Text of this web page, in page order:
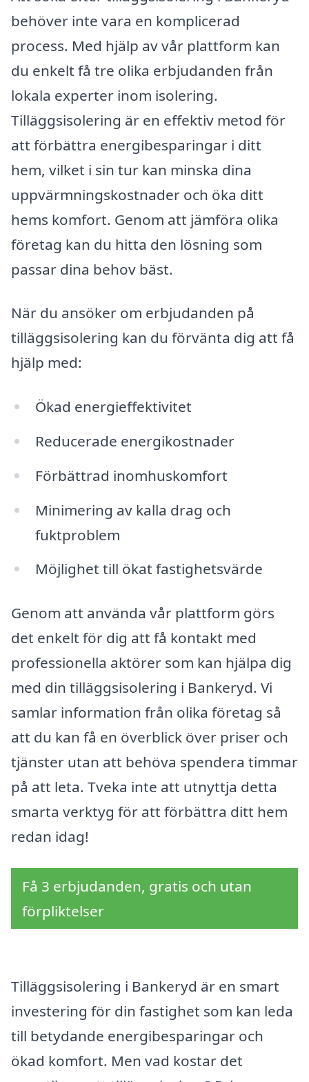
behöver inte vara en komplicerad
process. Med hjälp av vår plattform kan
du enkelt få tre olika erbjudanden från
lokala experter inom isolering.
Tilläggsisolering är en effektiv metod för
att förbättra energibesparingar i ditt
hem, vilket i sin tur kan minska dina
uppvärmningskostnader och öka ditt
hems komfort. Genom att jämföra olika
företag kan du hitta den lösning som
passar dina behov bäst.
När du ansöker om erbjudanden på
tilläggsisolering kan du förvänta dig att få
hjälp med:
Ökad energieffektivitet
Reducerade energikostnader
Förbättrad inomhuskomfort
Minimering av kalla drag och
fuktproblem
Möjlighet till ökat fastighetsvärde
Genom att använda vår plattform görs
det enkelt för dig att få kontakt med
professionella aktörer som kan hjälpa dig
med din tilläggsisolering i Bankeryd. Vi
samlar information från olika företag så
att du kan få en överblick över priser och
tjänster utan att behöva spendera timmar
på att leta. Tveka inte att utnyttja detta
smarta verktyg för att förbättra ditt hem
redan idag!
Få 3 erbjudanden, gratis och utan
förpliktelser
Tilläggsisolering i Bankeryd är en smart
investering för din fastighet som kan leda
till betydande energibesparingar och
ökad komfort. Men vad kostar det